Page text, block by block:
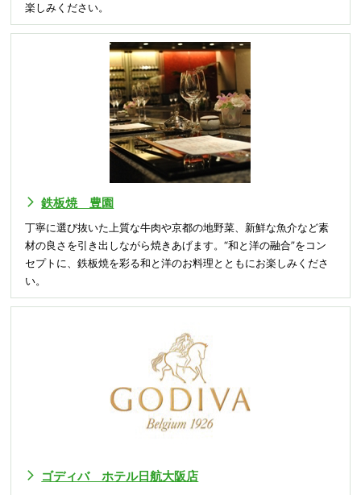
楽しみください。
鉄板焼 豊園
丁寧に選び抜いた上質な牛肉や京都の地野菜、新鮮な魚介など素
材の良さを引き出しながら焼きあげます。“和と洋の融合”をコン
セプトに、鉄板焼を彩る和と洋のお料理とともにお楽しみくださ
い。
ゴディバ ホテル日航大阪店